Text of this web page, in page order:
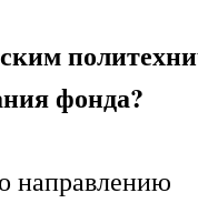
фонда?
направлению